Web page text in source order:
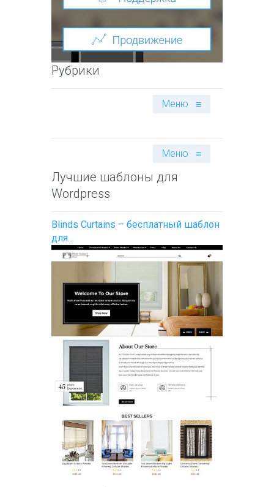
Рубрики
Меню ≡
Меню ≡
Лучшие шаблоны для
Wordpress
Blinds Curtains – бесплатный шаблон
для…